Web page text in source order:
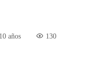
años 130